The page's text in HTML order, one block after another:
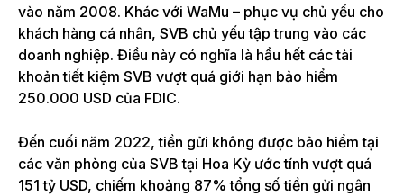
vào năm 2008. Khác với WaMu – phục vụ chủ yếu cho
khách hàng cá nhân, SVB chủ yếu tập trung vào các
doanh nghiệp. Điều này có nghĩa là hầu hết các tài
khoản tiết kiệm SVB vượt quá giới hạn bảo hiểm
250.000 USD của FDIC.
Đến cuối năm 2022, tiền gửi không được bảo hiểm tại
các văn phòng của SVB tại Hoa Kỳ ước tính vượt quá
151 tỷ USD, chiếm khoảng 87% tổng số tiền gửi ngân